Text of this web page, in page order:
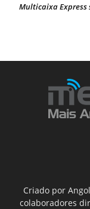
Multicaixa Express
Criado por
colaboradores